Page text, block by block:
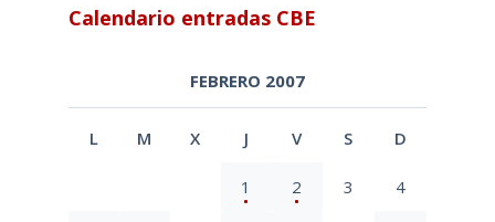
Calendario entradas CBE
FEBRERO 2007
L M X J V S D
1 2 3 4